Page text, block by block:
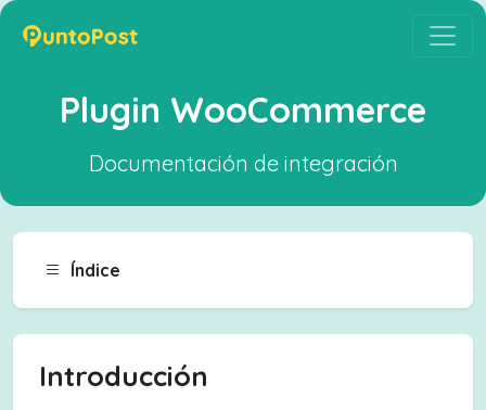
Plugin WooCommerce
Documentación de integración
Índice
Introducción